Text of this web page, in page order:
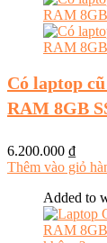
Có laptop
RAM 8GB
6.200.000 ₫
Thêm vào giỏ
Added to